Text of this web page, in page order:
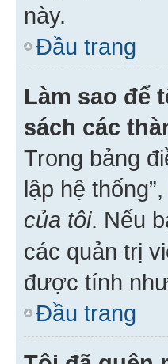
này.
Đầu trang
Làm sao để
sách các
Trong bảng
lập hệ
của tôi. Nếu
các quản trị
được tính
Đầu trang